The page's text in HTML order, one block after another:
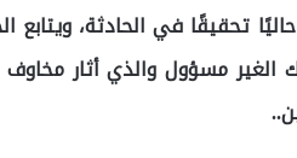
تحقيقًا في الحادثة،
الغير مسؤول والذي أثار